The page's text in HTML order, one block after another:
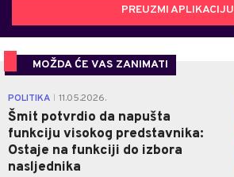
PREUZMI APLIKACIJU
MOŽDA ĆE VAS ZANIMATI
POLITIKA 11.05.2026.
Šmit potvrdio da napušta
funkciju visokog predstavnika:
Ostaje na funkciji do izbora
nasljednika